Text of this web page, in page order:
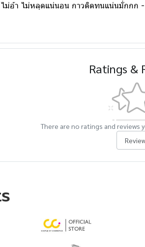
ม่อ้า ไม่หลุดแน่นอน กาวติดทนแน่นมั่กกก
Ratings &
There are no ratings and reviews